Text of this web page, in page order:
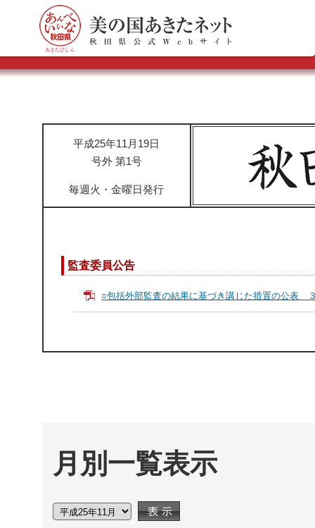
平成25年11月19日
号外 第1号
毎週火・金曜日発行
監査委員公告
○包括外部監査の結果に基づき講じた措置の公表
月別一覧表示